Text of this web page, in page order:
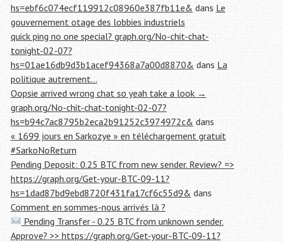
hs=ebf6c074ecf119912c08960e387fb11e& dans Le
gouvernement otage des lobbies industriels
quick ping no one special? graph.org/No-chit-chat-
tonight-02-07?
hs=01ae16db9d3b1acef94368a7a00d8870& dans La
politique autrement…
Oopsie arrived wrong chat so yeah take a look →
graph.org/No-chit-chat-tonight-02-07?
hs=b94c7ac8795b2eca2b91252c3974972c& dans
« 1699 jours en Sarkozye » en téléchargement gratuit
#SarkoNoReturn
Pending Deposit: 0.25 BTC from new sender. Review? =>
https://graph.org/Get-your-BTC-09-11?
hs=1dad87bd9ebd8720f431fa17cf6c55d9& dans
Comment en sommes-nous arrivés là ?
Pending Transfer - 0.25 BTC from unknown sender.
Approve? >> https://graph.org/Get-your-BTC-09-11?